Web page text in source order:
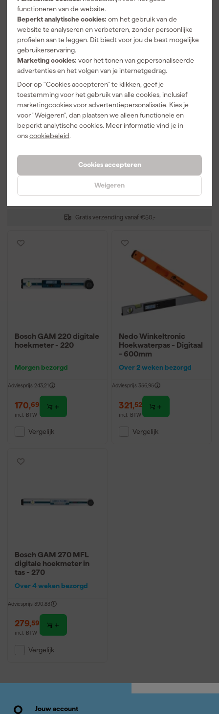
functioneren van de website.
Beperkt analytische cookies: om het gebruik van de
website te analyseren en verbeteren, zonder persoonlijke
profielen aan te leggen. Dit biedt voor jou de best mogelijke
gebruikerservaring.
Marketing cookies: voor het tonen van gepersonaliseerde
advertenties en het volgen van je internetgedrag.
Door op "Cookies accepteren" te klikken, geef je
toestemming voor het gebruik van alle cookies, inclusief
marketingcookies voor advertentiepersonalisatie. Kies je
voor "Weigeren", dan plaatsen we alleen functionele en
beperkt analytische cookies. Meer informatie vind je in
onscookiebeleid.
Cookies accepteren
Weigeren
Gratis verzending vanaf €50,-
Bosch GAM 220 MF
digitale hoekmeter -
220°
Morgen bezorgd
incl. BTW
Bosch GIM 60 L Digitale
hellingmeter in tas - 360
Morgen bezorgd
212,43
incl. BTW
Bosch GAM 220 digitale
hoekmeter - 220
Morgen bezorgd
Adviesprijs 243,21
170,69
incl. BTW
Vergelijk
Nedo Winkeltronic
Hoekwaterpas - Digitaal
- 600mm
Over 2 weken bezorgd
Adviesprijs 356,95
321,52
incl. BTW
Vergelijk
Bosch GAM 270 MFL
digitale hoekmeter in
tas - 270
Over 4 weken bezorgd
Adviesprijs 390,83
279,59
incl. BTW
Vergelijk
Jouw account